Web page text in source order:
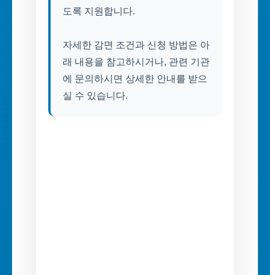
도록 지원합니다.
자세한 감면 조건과 신청 방법은 아
래 내용을 참고하시거나, 관련 기관
에 문의하시면 상세한 안내를 받으
실 수 있습니다.